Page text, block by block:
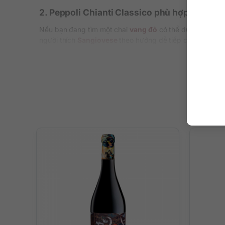
2. Peppoli Chianti Classico phù hợp với
Nếu bạn đang tìm một chai vang đỏ có thể dùng trong
theo hướng dễ tiếp cận hơn,
Nó cũng là chai rượu phù hợp cho người bắt đầu khám
Antinori Peppoli Chianti Classico, điều nên nhấn mạnh
Trên thực tế, với một chai Italian Chianti Classico Red
tốt và cảm giác thanh lịch trên vòm miệng. Đây là kiểu
4. Gợi ý món ăn đi cùng để chai vang phát
Antinori Peppoli Chianti Classico rất phù hợp với thịt
bê áp chảo sẽ đi cùng khá tốt. Với bữa ăn đơn giản
Đây là kiểu vang đỏ có tính ẩm thực cao, vì vậy càng